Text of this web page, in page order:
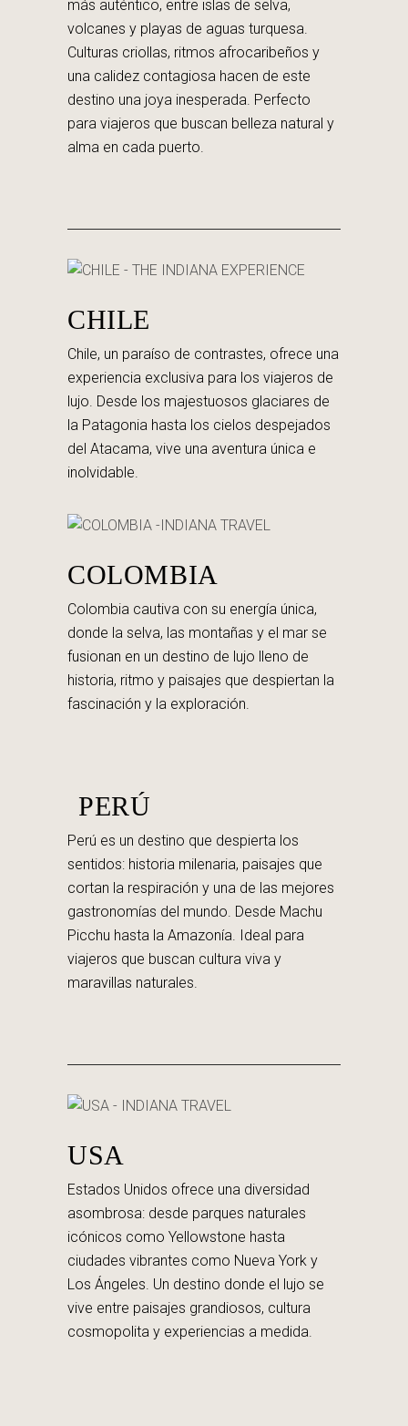
más auténtico, entre islas de selva,
volcanes y playas de aguas turquesa.
Culturas criollas, ritmos afrocaribeños y
una calidez contagiosa hacen de este
destino una joya inesperada. Perfecto
para viajeros que buscan belleza natural y
alma en cada puerto.
CHILE
Chile, un paraíso de contrastes, ofrece una
experiencia exclusiva para los viajeros de
lujo. Desde los majestuosos glaciares de
la Patagonia hasta los cielos despejados
del Atacama, vive una aventura única e
inolvidable.
COLOMBIA
Colombia cautiva con su energía única,
donde la selva, las montañas y el mar se
fusionan en un destino de lujo lleno de
historia, ritmo y paisajes que despiertan la
fascinación y la exploración.
PERÚ
Perú es un destino que despierta los
sentidos: historia milenaria, paisajes que
cortan la respiración y una de las mejores
gastronomías del mundo. Desde Machu
Picchu hasta la Amazonía. Ideal para
viajeros que buscan cultura viva y
maravillas naturales.
USA
Estados Unidos ofrece una diversidad
asombrosa: desde parques naturales
icónicos como Yellowstone hasta
ciudades vibrantes como Nueva York y
Los Ángeles. Un destino donde el lujo se
vive entre paisajes grandiosos, cultura
cosmopolita y experiencias a medida.